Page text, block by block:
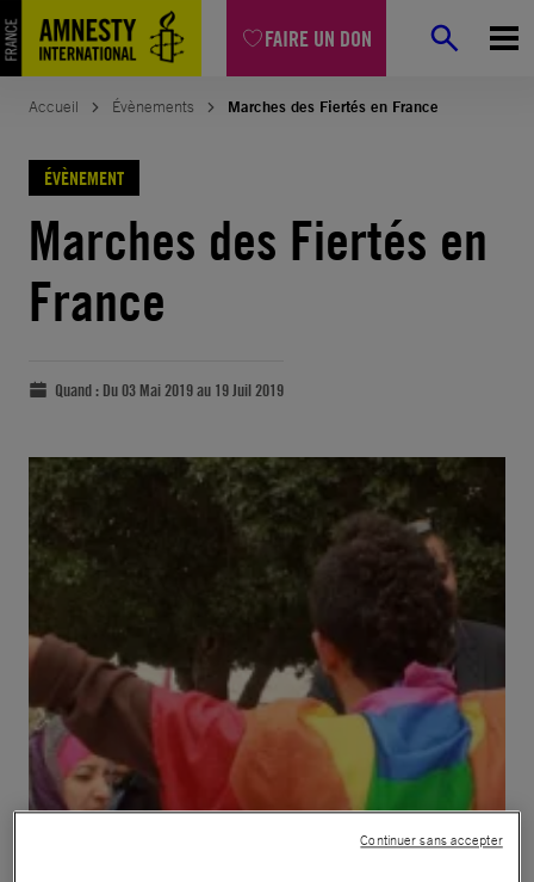
FAIRE UN DON
Accueil Évènements Marches des Fiertés en France
ÉVÈNEMENT
Marches des Fiertés en
France
Quand : Du 03 Mai 2019 au 19 Juil 2019
Continuer sans accepter